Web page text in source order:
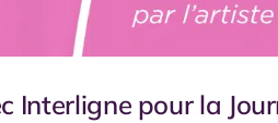
Interligne pour la